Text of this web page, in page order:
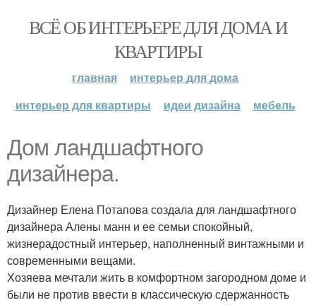
ВСЁ ОБ ИНТЕРЬЕРЕ ДЛЯ ДОМА И
КВАРТИРЫ
главная
интерьер для дома
интерьер для квартиры
идеи дизайна мебель
Дом ландшафтного
дизайнера.
Дизайнер Елена Потапова создала для ландшафтного
дизайнера Алены манн и ее семьи спокойный,
жизнерадостный интерьер, наполненный винтажными и
современными вещами.
Хозяева мечтали жить в комфортном загородном доме и
были не против ввести в классическую сдержанность